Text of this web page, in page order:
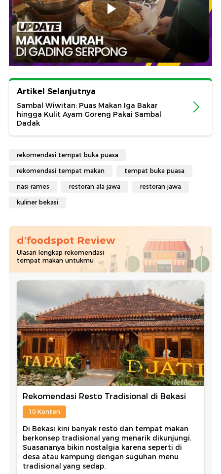
Artikel Selanjutnya
Sambal Wiwitan: Puas Makan Iga Bakar
hingga Kulit Ayam Goreng Pakai Sambal
Dadak
rekomendasi tempat buka puasa
rekomendasi tempat makan tempat buka puasa
nasi rames restoran ala jawa restoran jawa
kuliner bekasi
d’foodspot Review
Ulasan lengkap rekomendasi
tempat makan untukmu
Rekomendasi Resto Tradisional di Bekasi
10 Konten
Di Bekasi kini banyak resto dan tempat makan
berkonsep tradisional yang menarik dikunjungi.
Suasananya bikin nostalgia karena seperti di
desa atau kampung dengan suguhan menu
tradisional yang sedap.